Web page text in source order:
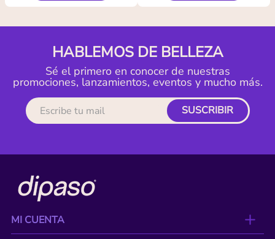
HABLEMOS DE BELLEZA
Sé el primero en conocer de nuestras
promociones, lanzamientos, eventos y mucho más.
SUSCRIBIR
MI CUENTA